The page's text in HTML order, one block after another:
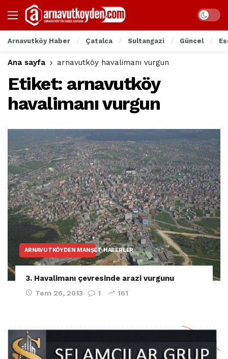
Arnavutköy Haber Çatalca Sultangazi Güncel
Ana sayfa arnavutköy havalimanı vurgun
Etiket: arnavutköy
havalimanı vurgun
ARNAVUTKÖYDEN MANŞET HABERLER
3. Havalimanı çevresinde arazi vurgunu
Tem 26, 2013 1 161